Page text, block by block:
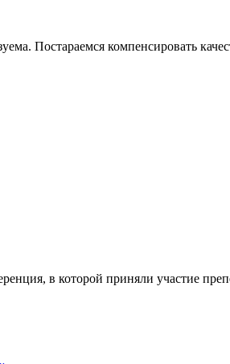
Постараемся компенсировать
в которой приняли участие